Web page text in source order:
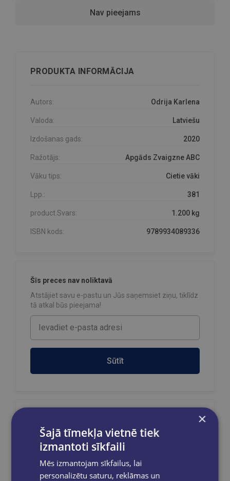
Nav pieejams
PRODUKTA INFORMĀCIJA
Autors: Odrija Karlena
Valoda: Latviešu
Izdošanas gads: 2020
Ražotājs: Apgāds Zvaigzne ABC
Vāku tips: Cietie vāki
Lpp.: 381
product.Svars: 1.200 kg
ISBN kods: 9789934089336
Šīs preces nav noliktavā
Atstājiet savu e-pastu un Jūs saņemsiet ziņu, tiklīdz
tā atkal būs pieejama!
Sūtīt
cenas precēm.
Pasūtījumu apstrāde notiek darba dienās.
izsūtīti 2-5 darba dienu laikā.
Bezmaksas piegādeuz OMNIVA
×
Šajā tīmekļa vietnē tiek
izmantoti sīkfaili
Mēs izmantojam sīkfailus, lai
personalizētu saturu, reklāmas un